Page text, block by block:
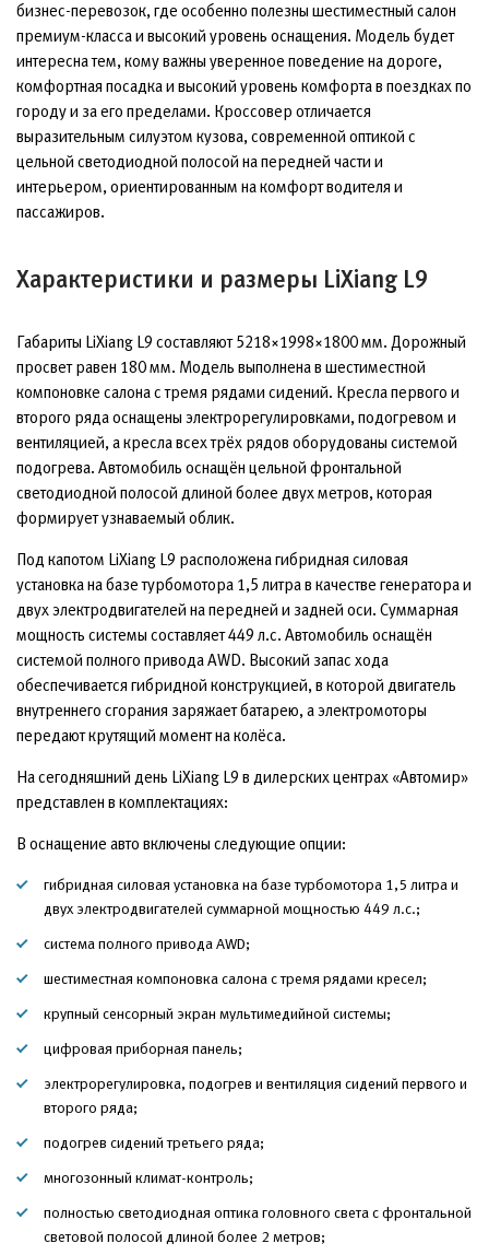
бизнес-перевозок, где особенно полезны шестиместный салон
премиум-класса и высокий уровень оснащения. Модель будет
интересна тем, кому важны уверенное поведение на дороге,
комфортная посадка и высокий уровень комфорта в поездках по
городу и за его пределами. Кроссовер отличается
выразительным силуэтом кузова, современной оптикой с
цельной светодиодной полосой на передней части и
интерьером, ориентированным на комфорт водителя и
пассажиров.
Характеристики и размеры LiXiang L9
Габариты LiXiang L9 составляют 5218×1998×1800 мм. Дорожный
просвет равен 180 мм. Модель выполнена в шестиместной
компоновке салона с тремя рядами сидений. Кресла первого и
второго ряда оснащены электрорегулировками, подогревом и
вентиляцией, а кресла всех трёх рядов оборудованы системой
подогрева. Автомобиль оснащён цельной фронтальной
светодиодной полосой длиной более двух метров, которая
формирует узнаваемый облик.
Под капотом LiXiang L9 расположена гибридная силовая
установка на базе турбомотора 1,5 литра в качестве генератора и
двух электродвигателей на передней и задней оси. Суммарная
мощность системы составляет 449 л.с. Автомобиль оснащён
системой полного привода AWD. Высокий запас хода
обеспечивается гибридной конструкцией, в которой двигатель
внутреннего сгорания заряжает батарею, а электромоторы
передают крутящий момент на колёса.
На сегодняшний день LiXiang L9 в дилерских центрах «Автомир»
представлен в комплектациях:
В оснащение авто включены следующие опции:
гибридная силовая установка на базе турбомотора 1,5 литра и
двух электродвигателей суммарной мощностью 449 л.с.;
система полного привода AWD;
шестиместная компоновка салона с тремя рядами кресел;
крупный сенсорный экран мультимедийной системы;
цифровая приборная панель;
электрорегулировка, подогрев и вентиляция сидений первого и
второго ряда;
подогрев сидений третьего ряда;
многозонный климат-контроль;
полностью светодиодная оптика головного света с фронтальной
световой полосой длиной более 2 метров;